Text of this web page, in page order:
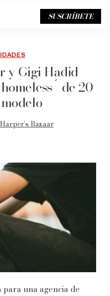
SUSCRÍBETE
y Gigi Hadid
de 20
Harper’s Bazaar
una agencia de